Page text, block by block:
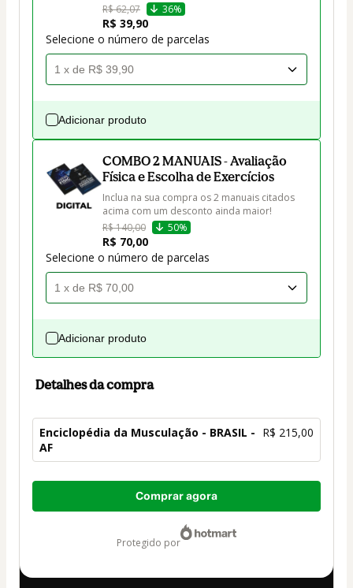
R$ 62,07
36%
R$ 39,90
Selecione o número de parcelas
Adicionar produto
COMBO 2 MANUAIS - Avaliação
Física e Escolha de Exercícios
Inclua na sua compra os 2 manuais citados
acima com um desconto ainda maior!
R$ 140,00
50%
R$ 70,00
Selecione o número de parcelas
Adicionar produto
Detalhes da compra
Enciclopédia da Musculação - BRASIL -
AF
R$ 215,00
Total
Comprar agora
protegido por